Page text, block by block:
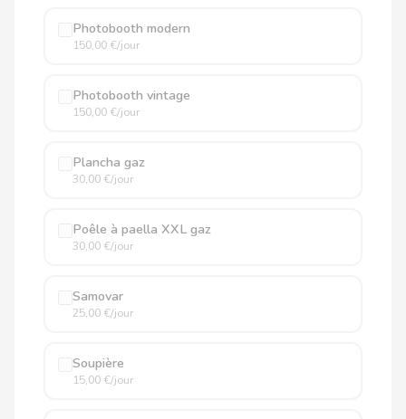
Photobooth modern
150,00 €/jour
Photobooth vintage
150,00 €/jour
Plancha gaz
30,00 €/jour
Poêle à paella XXL gaz
30,00 €/jour
Samovar
25,00 €/jour
Soupière
15,00 €/jour